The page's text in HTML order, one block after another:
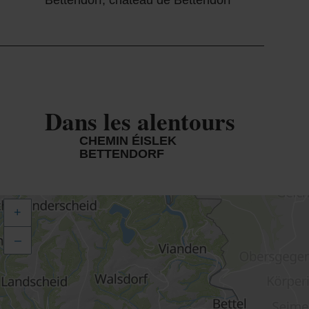
Dans les alentours
CHEMIN ÉISLEK
BETTENDORF
+
–